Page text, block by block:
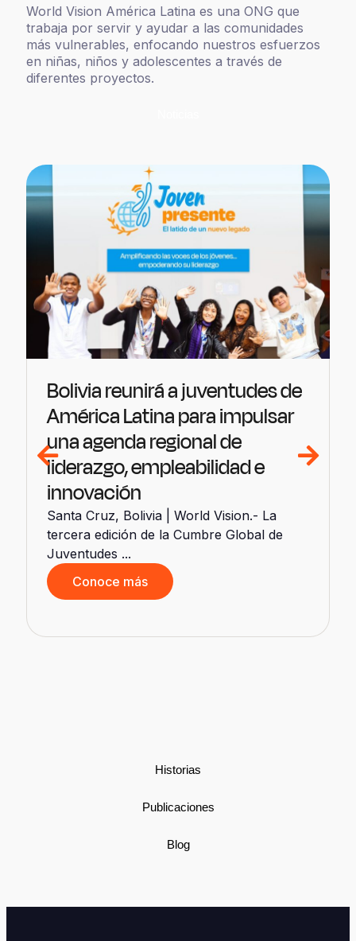
World Vision América Latina es una ONG que
trabaja por servir y ayudar a las comunidades
más vulnerables, enfocando nuestros esfuerzos
en niñas, niños y adolescentes a través de
diferentes proyectos.
Historias
Publicaciones
Blog
Bolivia reunirá a juventudes de
América Latina para impulsar
una agenda regional de
liderazgo, empleabilidad e
innovación
Santa Cruz, Bolivia | World Vision.- La
tercera edición de la Cumbre Global de
Juventudes ...
Conoce más